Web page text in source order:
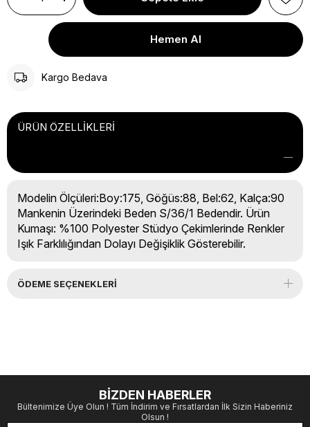
Kargo Bedava
ÜRÜN ÖZELLIKLERI
Modelin Ölçüleri:Boy:175, Göğüs:88, Bel:62, Kalça:90
Mankenin Üzerindeki Beden S/36/1 Bedendir. Ürün
Kumaşı: %100 Polyester Stüdyo Çekimlerinde Renkler
Işık Farklılığından Dolayı Değişiklik Gösterebilir.
ÖDEME SEÇENEKLERI
BİZDEN HABERLER
Bültenimize Üye Olun ! Tüm İndirim ve Fırsatlardan İlk Sizin Haberiniz
Olsun !